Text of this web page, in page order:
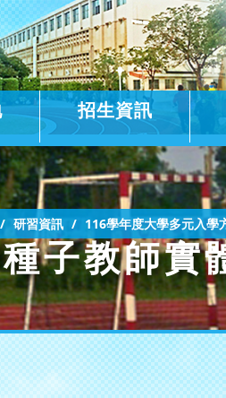
招生資訊
研習資訊 116學年度大學多元入學
子教師實